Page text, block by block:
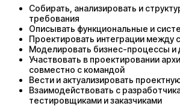
Собирать, анализировать и
требования
Описывать функциональные и
Проектировать интеграции между
Моделировать бизнес-процессы и
Участвовать в проектировании
совместно с командой
Вести и актуализировать
Взаимодействовать с
тестировщиками и заказчиками